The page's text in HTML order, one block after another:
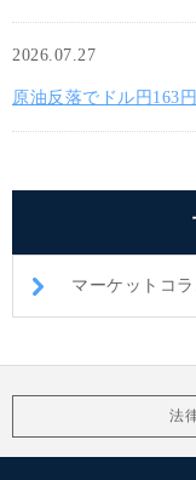
2026.07.27
原油反落でドル円163
マーケットコラ
法